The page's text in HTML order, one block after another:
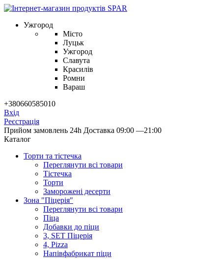
Ужгород
Місто
Луцьк
Ужгород
Славута
Красилів
Ромни
Вараш
+380660585010
Вхід
Реєстрація
Прийом замовлень 24h Доставка 09:00 —21:00
Каталог
Торти та тістечка
Переглянути всі товари
Тістечка
Торти
Заморожені десерти
Зона "Піцерія"
Переглянути всі товари
Піца
Добавки до піци
3, SET Піцерія
4, Pizza
Напівфабрикат піци